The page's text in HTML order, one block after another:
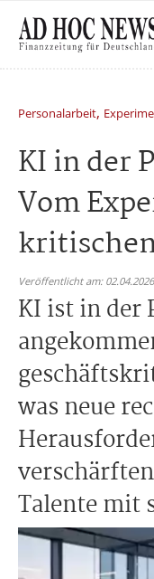
Personalarbeit,
KI in der
Vom
Veröffentlicht am:
KI ist in der
was neue
Talente mit